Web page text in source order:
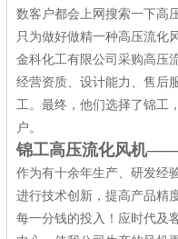
数客户都会上网搜索一下高
只为做好做精一种高压流化
金科化工有限公司采购高压
经营资质、设计能力、售后
工。最终，他们选择了锦工
户。
锦工高压流化风机
作为有十余年生产、研发经
进行技术创新，提高产品精
每一分钱的投入！应时代及